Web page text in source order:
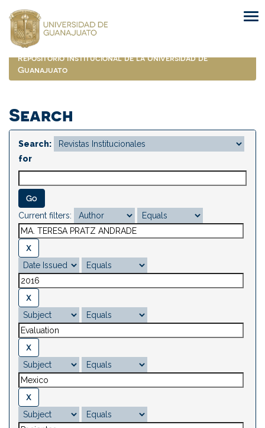
navigation
Repositorio Institucional de la Universidad de
Guanajuato
Search
Search:
for
Current filters: